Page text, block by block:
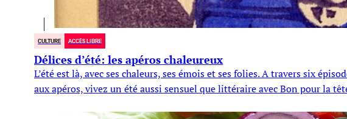
CULTURE ACCÈS LIBRE
Délices d’été: les apéros chaleureux
L’été est là, avec ses chaleurs, ses émois et ses folies. A travers six
aux apéros, vivez un été aussi sensuel que littéraire avec Bon pour la